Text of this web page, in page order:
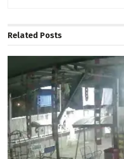
Related Posts